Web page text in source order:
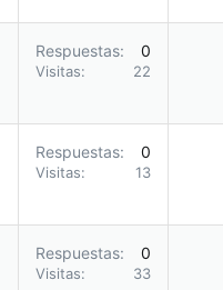
Respuestas 0
Visitas 22
Respuestas 0
Visitas 13
Respuestas 0
Visitas 33